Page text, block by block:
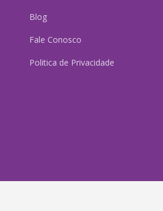
Blog
Fale Conosco
Politica de Privacidade